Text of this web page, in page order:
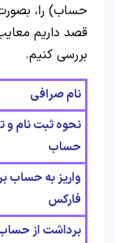
حساب) را،
قصد داریم
بررسی کنیم.
نام صرافی
نحوه ثبت نام و
حساب
واریز به حساب
فارکس
برداشت از